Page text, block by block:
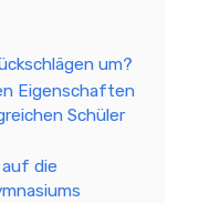
um?
Eigenschaften
Schüler
auf die